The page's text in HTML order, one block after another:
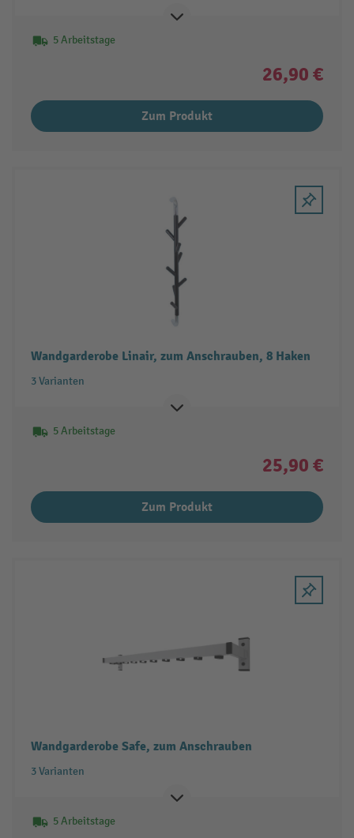
5 Arbeitstage
26,90 €
Zum Produkt
Wandgarderobe Linair, zum Anschrauben, 8 Haken
3 Varianten
5 Arbeitstage
25,90 €
Zum Produkt
Wandgarderobe Safe, zum Anschrauben
3 Varianten
5 Arbeitstage